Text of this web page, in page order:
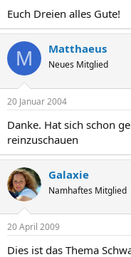
Euch Dreien alles Gute!
M Matthaeus
Neues Mitglied
20 Januar 2004
Danke. Hat sich schon
reinzuschauen
Galaxie
Namhaftes Mitglied
20 April 2009
Dies ist das Thema